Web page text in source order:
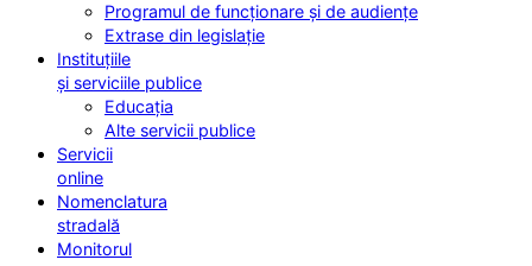
Programul de funcționare și de audiențe
Extrase din legislație
Instituțiile
și serviciile publice
Educația
Alte servicii publice
Servicii
online
Nomenclatura
stradală
Monitorul